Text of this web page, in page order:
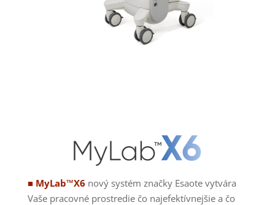
■ MyLab™X6 nový systém značky Esaote vytvára
Vaše pracovné prostredie čo najefektívnejšie a čo